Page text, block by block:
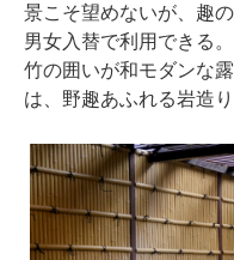
景こそ望めないが、趣
男女入替で利用できる
竹の囲いが和モダンな
は、野趣あふれる岩造り